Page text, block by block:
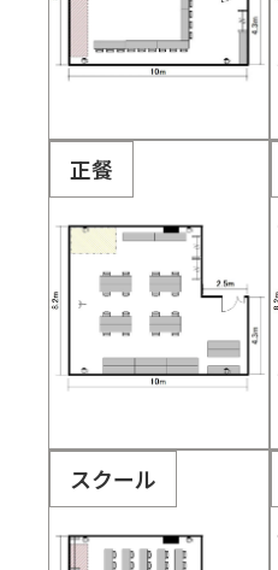
正餐
スクール